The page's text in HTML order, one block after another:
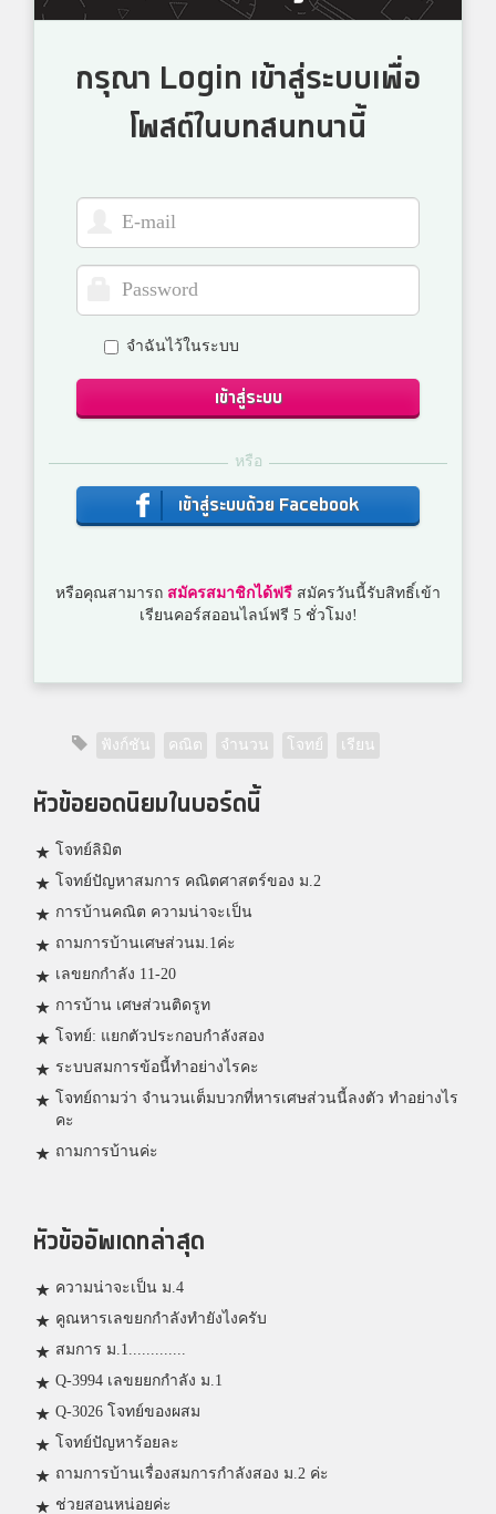
กรุณา Login เข้าสู่ระบบเพื่อ
โพสต์ในบทสนทนานี้
จำฉันไว้ในระบบ
เข้าสู่ระบบ
หรือ
เข้าสู่ระบบด้วย Facebook
หรือคุณสามารถ สมัครสมาชิกได้ฟรี สมัครวันนี้รับสิทธิ์เข้า
เรียนคอร์สออนไลน์ฟรี 5 ชั่วโมง!
ฟังก์ชัน คณิต จำนวน โจทย์ เรียน
หัวข้อยอดนิยมในบอร์ดนี้
โจทย์ลิมิต
โจทย์ปัญหาสมการ คณิตศาสตร์ของ ม.2
การบ้านคณิต ความน่าจะเป็น
ถามการบ้านเศษส่วนม.1ค่ะ
เลขยกกำลัง 11-20
การบ้าน เศษส่วนติดรูท
โจทย์: แยกตัวประกอบกำลังสอง
ระบบสมการข้อนี้ทำอย่างไรคะ
โจทย์ถามว่า จำนวนเต็มบวกที่หารเศษส่วนนี้ลงตัว ทำอย่างไร
คะ
ถามการบ้านค่ะ
หัวข้ออัพเดทล่าสุด
ความน่าจะเป็น ม.4
คูณหารเลขยกกำลังทำยังไงครับ
สมการ ม.1.............
Q-3994 เลขยยกกำลัง ม.1
Q-3026 โจทย์ของผสม
โจทย์ปัญหาร้อยละ
ถามการบ้านเรื่องสมการกำลังสอง ม.2 ค่ะ
ช่วยสอนหน่อยค่ะ